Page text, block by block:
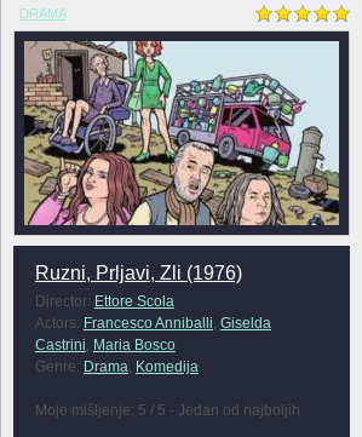
DRAMA
Ruzni, Prljavi, Zli (1976)
Director: Ettore Scola
Actors: Francesco Anniballi, Giselda
Castrini, Maria Bosco
Genre: Drama, Komedija
Moje mišljenje: 5 / 5 - Jedan od najboljih